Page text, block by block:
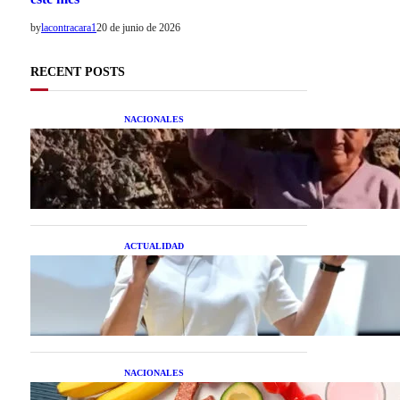
bylacontracara120 de junio de 2026
RECENT POSTS
NACIONALES
Una mujer asegura haber
peleado con un extraterrestre
cuerpo a cuerpo
ACTUALIDAD
La startup creada por una
salteña que busca resolver el
estrés financiero en
Latinoamérica
NACIONALES
Nutrición inteligente: Cinco